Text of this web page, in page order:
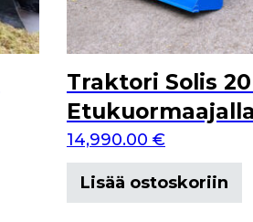
Traktori Solis
Etukuormaajalla
14,990.00 €
Lisää ostoskoriin